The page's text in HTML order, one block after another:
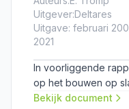
Uitgever:Deltares
Uitgave: februari
2021
In voorliggende
op het bouwen op
Bekijk document